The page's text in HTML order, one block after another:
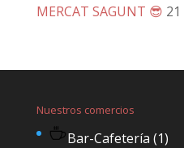
MERCAT SAGUNT 😎
Nuestros comercios
Bar-Cafetería (1)